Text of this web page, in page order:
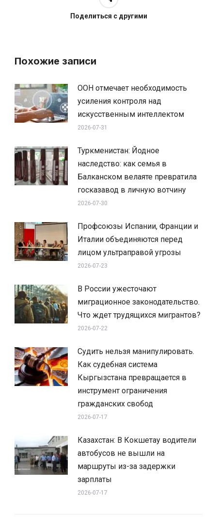
Поделиться с другими
Похожие записи
ООН отмечает необходимость
усиления контроля над
искусственным интеллектом
2026-07-31
Туркменистан: Йодное
наследство: как семья в
Балканском велаяте превратила
госказавод в личную вотчину
2026-07-30
Профсоюзы Испании, Франции и
Италии объединяются перед
лицом ультраправой угрозы
2026-07-23
В России ужесточают
миграционное законодательство.
Что ждет трудящихся мигрантов?
2026-07-22
Судить нельзя манипулировать.
Как судебная система
Кыргызстана превращается в
инструмент ограничения
гражданских свобод
2026-07-17
Казахстан: В Кокшетау водители
автобусов не вышли на
маршруты из-за задержки
зарплаты
2026-07-17